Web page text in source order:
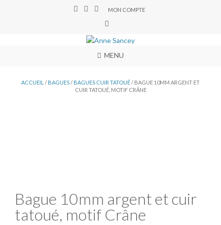
MON COMPTE
MENU
ACCUEIL / BAGUES/ BAGUES CUIR TATOUÉ/ BAGUE 10MM ARGENT ET
CUIR TATOUÉ, MOTIF CRÂNE
Bague 10mm argent et cuir
tatoué, motif Crâne